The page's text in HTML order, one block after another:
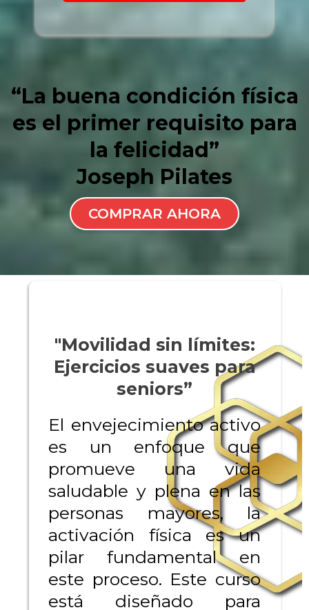
“La buena condición física
es el primer requisito para
la felicidad”
Joseph Pilates
COMPRAR AHORA
"Movilidad sin límites:
Ejercicios suaves para
seniors”
El envejecimiento activo
es un enfoque que
promueve una vida
saludable y plena en las
personas mayores, la
activación física es un
pilar fundamental en
este proceso. Este curso
está diseñado para